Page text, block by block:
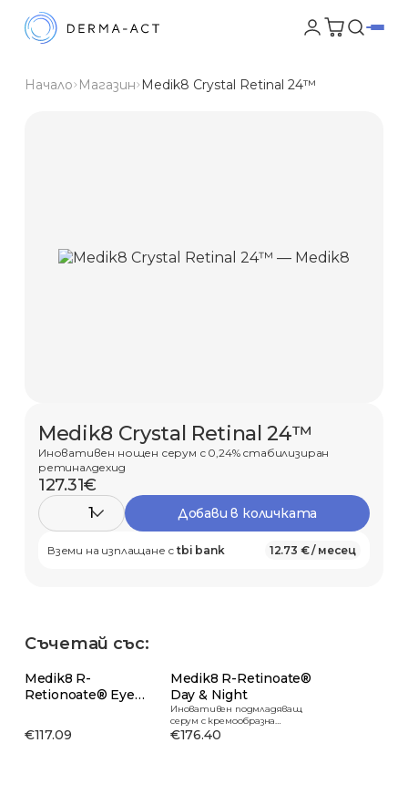
Начало Магазин Medik8 Crystal Retinal 24™
Medik8 Crystal Retinal 24™
Иновативен нощен серум с 0,24% стабилизиран
ретиналдехид
127.31€
1 Добави в количката
Вземи на изплащане сtbi bank 12.73 € / месец
Съчетай със:
Medik8 R-
Retionoate® Eye
€117.09
Medik8 R-Retinoate®
Day & Night
Иновативен подмладяващ
серум с кремообразна
текстура
€176.40